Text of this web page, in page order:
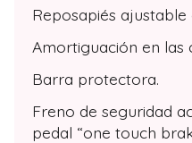
Reposapiés ajustable
Amortiguación en las
Barra protectora.
Freno de seguridad
pedal “one touch